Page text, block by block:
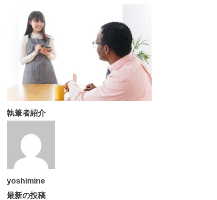
執筆者紹介
yoshimine
最新の投稿